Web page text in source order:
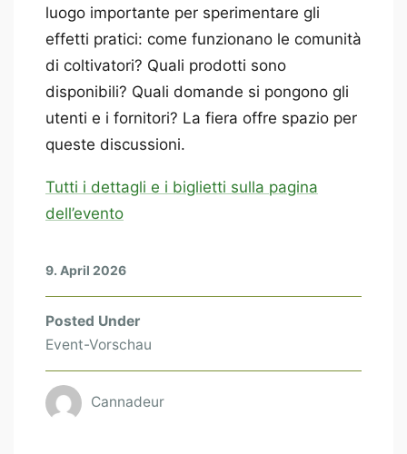
luogo importante per sperimentare gli
effetti pratici: come funzionano le comunità
di coltivatori? Quali prodotti sono
disponibili? Quali domande si pongono gli
utenti e i fornitori? La fiera offre spazio per
queste discussioni.
Tutti i dettagli e i biglietti sulla pagina
dell’evento
9. April 2026
Posted Under
Event-Vorschau
Cannadeur